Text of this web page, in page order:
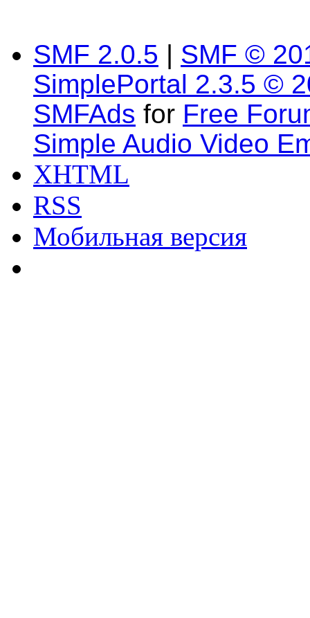
SMF 2.0.5 | SMF ©
SimplePortal 2.3.5 ©
SMFAds for Free
Simple Audio Video
XHTML
RSS
Мобильная версия